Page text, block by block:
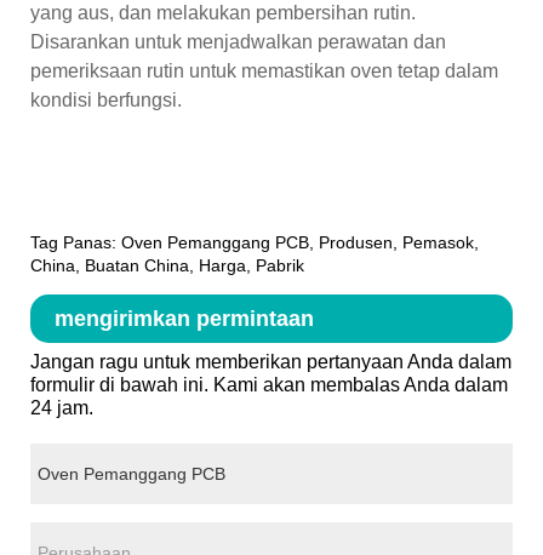
yang aus, dan melakukan pembersihan rutin.
Disarankan untuk menjadwalkan perawatan dan
pemeriksaan rutin untuk memastikan oven tetap dalam
kondisi berfungsi.
Tag Panas: Oven Pemanggang PCB, Produsen, Pemasok,
China, Buatan China, Harga, Pabrik
mengirimkan permintaan
Jangan ragu untuk memberikan pertanyaan Anda dalam
formulir di bawah ini. Kami akan membalas Anda dalam
24 jam.